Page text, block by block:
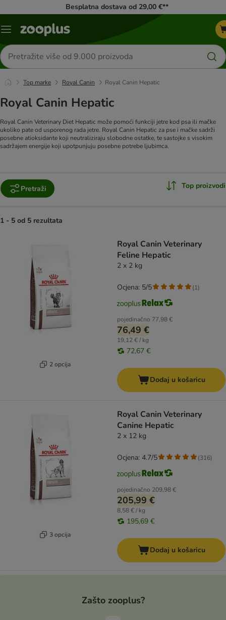
Besplatna dostava od 29,00 €**
Izbornik
Traži
proizvode
Top marke Royal Canin Royal Canin Hepatic
Royal Canin Hepatic
Royal Canin Veterinary Diet Hepatic može pomoći funkciji jetre kod psa ili mačke
ukoliko pate od usporenog rada jetre. Royal Canin Hepatic za pse i mačke sadrži
posebne atioksidante koji neutraliziraju slobodne ostatke, te sastojke s visokim
sadržajem energije koji upotpunjuju posebne potrebe ljubimca.
Pretraži Top proizvodi
1 - 5 od 5 rezultata
2 opcija
Royal Canin Veterinary
Feline Hepatic
2 x 2 kg
pojedinačno 77,98 €
76,49 €
19,12 € / kg
72,67 €
Ocjena: 5/5 (1)
Dodaj u košaricu
3 opcija
Royal Canin Veterinary
Canine Hepatic
2 x 12 kg
pojedinačno 209,98 €
205,99 €
8,58 € / kg
195,69 €
Ocjena: 4.7/5 (316)
Dodaj u košaricu
Zašto zooplus?